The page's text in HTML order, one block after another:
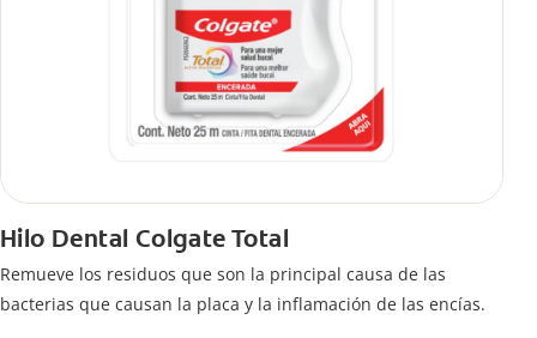
Hilo Dental Colgate Total
Remueve los residuos que son la principal causa de las
bacterias que causan la placa y la inflamación de las encías.